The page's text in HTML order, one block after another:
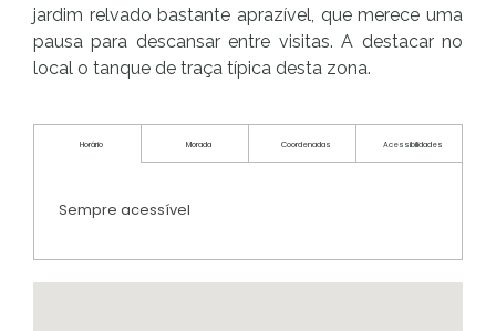
jardim relvado bastante aprazível, que merece uma
pausa para descansar entre visitas. A destacar no
local o tanque de traça típica desta zona.
Horário Morada Coordenadas Acessibilidades
Sempre acessível